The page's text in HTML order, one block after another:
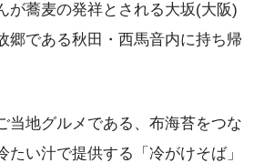
が蕎麦の発祥とされる大坂(大阪)
郷である秋田・西馬音内に持ち帰
当地グルメである、布海苔をつな
たい汁で提供する「冷がけそば」